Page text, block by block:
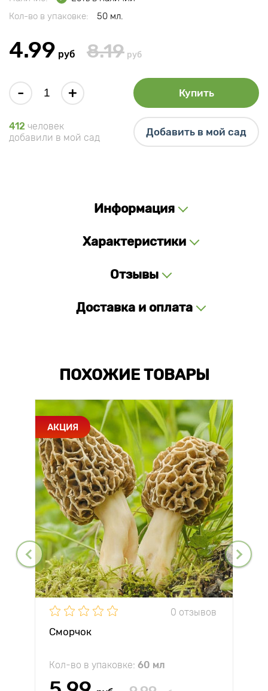
Кол-во в упаковке:
50 мл.
4.99 руб 8.19 руб
- + Купить
412 человек
добавили в мой сад
Добавить в мой сад
Информация
Характеристики
Отзывы
Доставка и оплата
ПОХОЖИЕ ТОВАРЫ
АКЦИЯ
0 отзывов
Сморчок
Кол-во в упаковке: 60 мл